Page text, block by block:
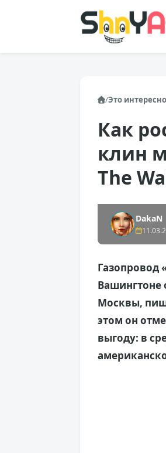
/Это интересно
Как
клин
The
DakaN
Газопровод
Вашингтоне
Москвы,
этом он
выгоду: в